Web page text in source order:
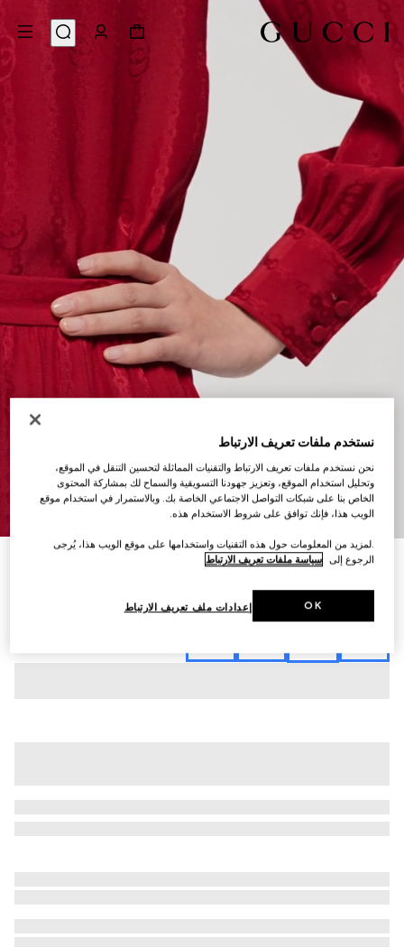
/
7
قميص من جاكارد الحرير بسلسلة وشعار G المتشابك
SAR 8,000
نستخدم ملفات تعريف الارتباط
نحن نستخدم ملفات تعريف الارتباط والتقنيات المماثلة لتحسين التنقل في الموقع،
وتحليل استخدام الموقع، وتعزيز جهودنا التسويقية والسماح لك بمشاركة المحتوى
الخاص بنا على شبكات التواصل الاجتماعي الخاصة بك. وبالاستمرار في استخدام موقع
الويب هذا، فإنك توافق على شروط الاستخدام هذه.
.لمزيد من المعلومات حول هذه التقنيات واستخدامها على موقع الويب هذا، يُرجى
الرجوع إلى سياسة ملفات تعريف الارتباط
إعدادات ملف تعريف الارتباط OK